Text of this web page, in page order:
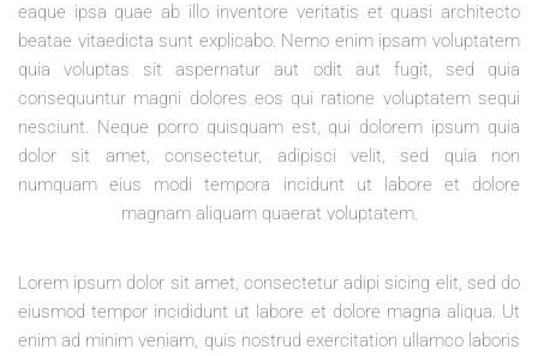
eaque ipsa quae ab illo inventore veritatis et quasi architecto
beatae vitaedicta sunt explicabo. Nemo enim ipsam voluptatem
quia voluptas sit aspernatur aut odit aut fugit, sed quia
consequuntur magni dolores eos qui ratione voluptatem sequi
nesciunt. Neque porro quisquam est, qui dolorem ipsum quia
dolor sit amet, consectetur, adipisci velit, sed quia non
numquam eius modi tempora incidunt ut labore et dolore
magnam aliquam quaerat voluptatem.
Lorem ipsum dolor sit amet, consectetur adipi sicing elit, sed do
eiusmod tempor incididunt ut labore et dolore magna aliqua. Ut
enim ad minim veniam, quis nostrud exercitation ullamco laboris